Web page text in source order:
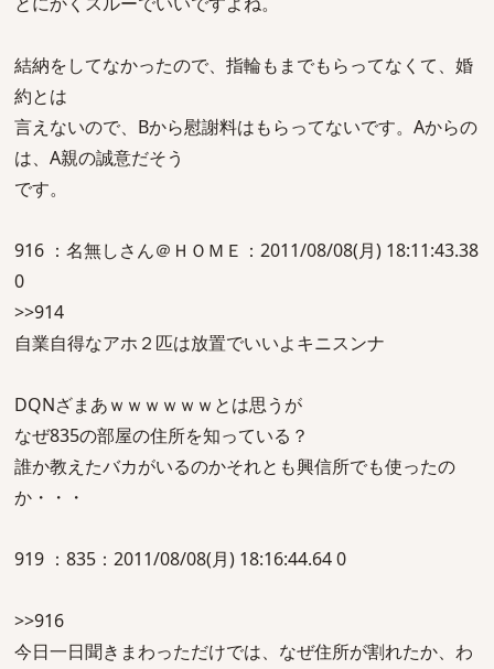
結納をしてなかったので、指輪もまでもらってなくて、婚
約とは
言えないので、Bから慰謝料はもらってないです。Aからの
は、A親の誠意だそう
です。
916 ：名無しさん＠ＨＯＭＥ：2011/08/08(月) 18:11:43.38
0
>>914
自業自得なアホ２匹は放置でいいよキニスンナ
DQNざまあｗｗｗｗｗｗとは思うが
なぜ835の部屋の住所を知っている？
誰か教えたバカがいるのかそれとも興信所でも使ったの
か・・・
919 ：835：2011/08/08(月) 18:16:44.64 0
>>916
今日一日聞きまわっただけでは、なぜ住所が割れたか、わ